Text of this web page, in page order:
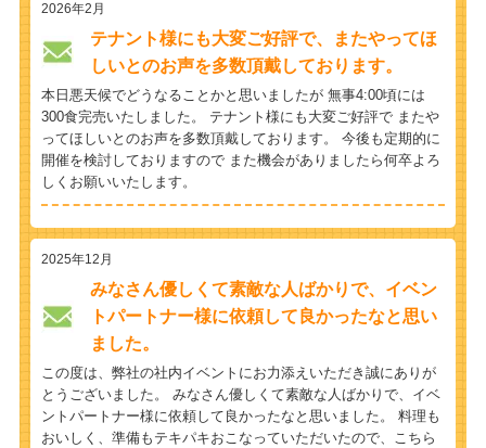
2026年2月
テナント様にも大変ご好評で、またやってほ
しいとのお声を多数頂戴しております。
本日悪天候でどうなることかと思いましたが 無事4:00頃には
300食完売いたしました。 テナント様にも大変ご好評で またや
ってほしいとのお声を多数頂戴しております。 今後も定期的に
開催を検討しておりますので また機会がありましたら何卒よろ
しくお願いいたします。
2025年12月
みなさん優しくて素敵な人ばかりで、イベン
トパートナー様に依頼して良かったなと思い
ました。
この度は、弊社の社内イベントにお力添えいただき誠にありが
とうございました。 みなさん優しくて素敵な人ばかりで、イベ
ントパートナー様に依頼して良かったなと思いました。 料理も
おいしく、準備もテキパキおこなっていただいたので、こちら